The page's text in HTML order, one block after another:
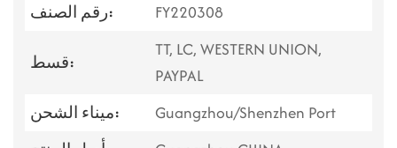
رقم الصنف: FY220308
قسط:
TT, LC, WESTERN UNION,
PAYPAL
ميناء الشحن:
Guangzhou/Shenzhen Port